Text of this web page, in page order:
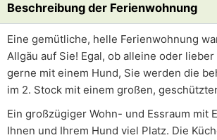
Beschreibung der Ferienwohnung
Eine gemütliche, helle Ferienwohnung
Allgäu auf Sie! Egal, ob alleine oder
gerne mit einem Hund, Sie werden die
im 2. Stock mit einem großen,
Ein großzügiger Wohn- und Essraum mit
Ihnen und Ihrem Hund viel Platz. Die